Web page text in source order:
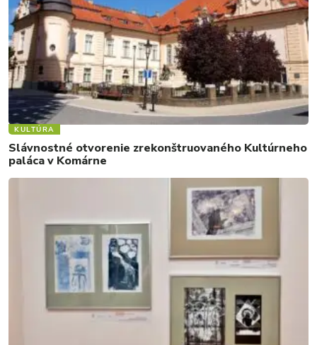
KULTÚRA
Slávnostné otvorenie zrekonštruovaného Kultúrneho
paláca v Komárne